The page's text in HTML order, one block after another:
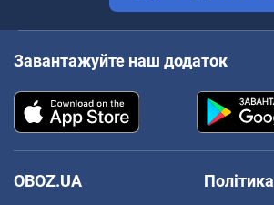
Завантажуйте наш додаток
OBOZ.UA
Політика